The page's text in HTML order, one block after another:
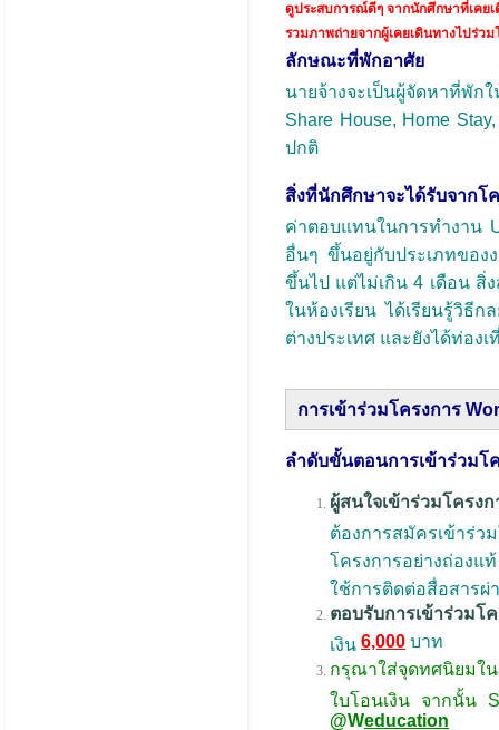
ดูประสบการณ์ดีๆ จากนักศึกษาที่เคย
รวมภาพถ่ายจากผู้เคยเดินทางไปร่วม
ลักษณะที่พักอาศัย
นายจ้างจะเป็นผู้จัดหาที่พั
Share House, Home
ปกติ
สิ่งที่นักศึกษาจะได้รับจากโ
ค่าตอบแทนในการทำงาน
อื่นๆ ขึ้นอยู่กับประเภทของ
ขึ้นไป แต่ไม่เกิน 4 เดือน สิ่
ในห้องเรียน ได้เรียนรู้วิธี
ต่างประเทศ และยังได้ท่อง
การเข้าร่วมโครงการ
ลำดับขั้นตอนการเข้าร่วมโ
ผู้สนใจเข้าร่วมโครง
ต้องการสมัครเข้าร่ว
โครงการอย่างถ่องแ
ใช้การติดต่อสื่อสารผ่
ตอบรับการเข้าร่วมโ
เงิน 6,000 บาท
กรุณาใส่จุดทศนิยมใ
ใบโอนเงิน จากนั้น
@Weducation